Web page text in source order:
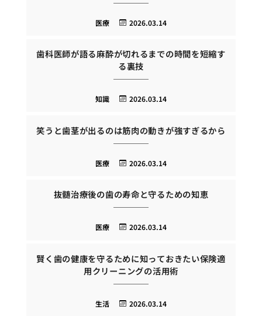
2026.03.14
医療
歯科医師が語る麻酔が切れるまでの時間を短縮す
る裏技
2026.03.14
知識
笑うと歯茎が出るのは筋肉の動きが強すぎるから
2026.03.14
医療
抜髄治療後の歯の寿命と守るための知恵
2026.03.14
医療
賢く歯の健康を守るために知っておきたい保険適
用クリーニングの活用術
2026.03.14
生活